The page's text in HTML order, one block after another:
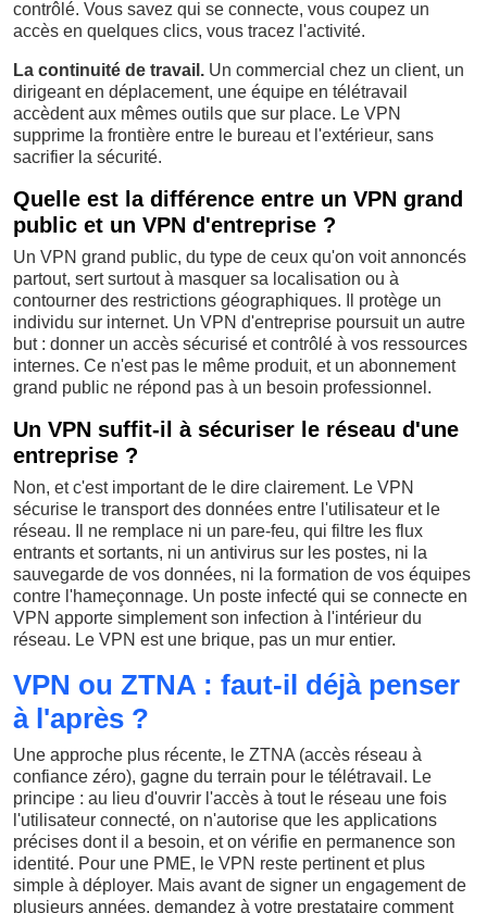
contrôlé. Vous savez qui se connecte, vous coupez un
accès en quelques clics, vous tracez l'activité.
La continuité de travail. Un commercial chez un client, un
dirigeant en déplacement, une équipe en télétravail
accèdent aux mêmes outils que sur place. Le VPN
supprime la frontière entre le bureau et l'extérieur, sans
sacrifier la sécurité.
Quelle est la différence entre un VPN grand
public et un VPN d'entreprise ?
Un VPN grand public, du type de ceux qu'on voit annoncés
partout, sert surtout à masquer sa localisation ou à
contourner des restrictions géographiques. Il protège un
individu sur internet. Un VPN d'entreprise poursuit un autre
but : donner un accès sécurisé et contrôlé à vos ressources
internes. Ce n'est pas le même produit, et un abonnement
grand public ne répond pas à un besoin professionnel.
Un VPN suffit-il à sécuriser le réseau d'une
entreprise ?
Non, et c'est important de le dire clairement. Le VPN
sécurise le transport des données entre l'utilisateur et le
réseau. Il ne remplace ni un pare-feu, qui filtre les flux
entrants et sortants, ni un antivirus sur les postes, ni la
sauvegarde de vos données, ni la formation de vos équipes
contre l'hameçonnage. Un poste infecté qui se connecte en
VPN apporte simplement son infection à l'intérieur du
réseau. Le VPN est une brique, pas un mur entier.
VPN ou ZTNA : faut-il déjà penser
à l'après ?
Une approche plus récente, le ZTNA (accès réseau à
confiance zéro), gagne du terrain pour le télétravail. Le
principe : au lieu d'ouvrir l'accès à tout le réseau une fois
l'utilisateur connecté, on n'autorise que les applications
précises dont il a besoin, et on vérifie en permanence son
identité. Pour une PME, le VPN reste pertinent et plus
simple à déployer. Mais avant de signer un engagement de
plusieurs années, demandez à votre prestataire comment